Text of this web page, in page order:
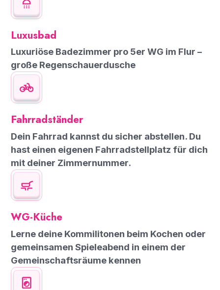
Luxusbad
Luxuriöse Badezimmer pro 5er WG im Flur –
große Regenschauerdusche
Fahrradständer
Dein Fahrrad kannst du sicher abstellen. Du
hast einen eigenen Fahrradstellplatz für dich
mit deiner Zimmernummer.
WG-Küche
Lerne deine Kommilitonen beim Kochen oder
gemeinsamen Spieleabend in einem der
Gemeinschaftsräume kennen